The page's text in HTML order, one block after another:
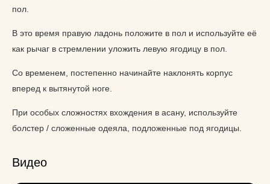
пол.
В это время правую ладонь положите в пол и используйте её
как рычаг в стремлении уложить левую ягодицу в пол.
Со временем, постепенно начинайте наклонять корпус
вперед к вытянутой ноге.
При особых сложностях вхождения в асану, используйте
болстер / сложенные одеяла, подложенные под ягодицы.
Видео